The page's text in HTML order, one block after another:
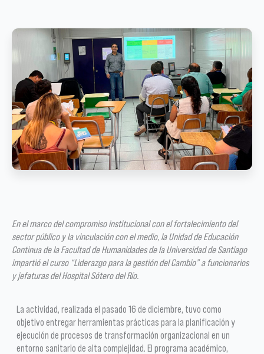
En el marco del compromiso institucional con el fortalecimiento del
sector público y la vinculación con el medio, la Unidad de Educación
Continua de la Facultad de Humanidades de la Universidad de Santiago
impartió el curso “Liderazgo para la gestión del Cambio” a funcionarios
y jefaturas del Hospital Sótero del Río.
La actividad, realizada el pasado 16 de diciembre, tuvo como
objetivo entregar herramientas prácticas para la planificación y
ejecución de procesos de transformación organizacional en un
entorno sanitario de alta complejidad. El programa académico,